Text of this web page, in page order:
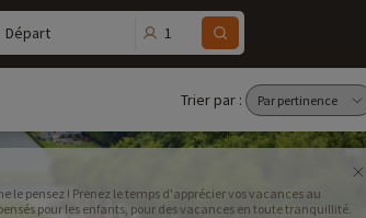
Départ 1
Trier par :
le pensez ! Prenez le temps d'apprécier vos vacances au
pour les enfants, pour des vacances en toute tranquillité.